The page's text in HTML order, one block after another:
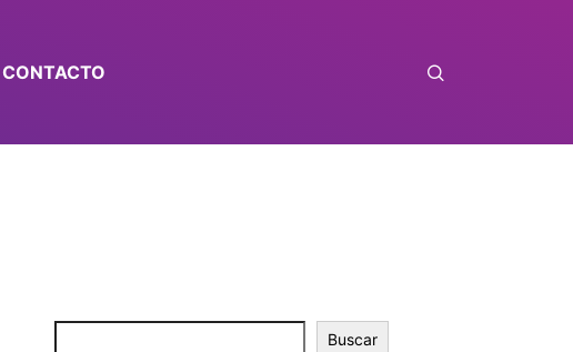
CONTACTO
Buscar